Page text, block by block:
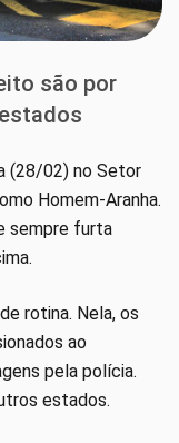
são por
(28/02) no Setor
Homem-Aranha.
sempre furta
rotina. Nela, os
ao
pela polícia.
estados.